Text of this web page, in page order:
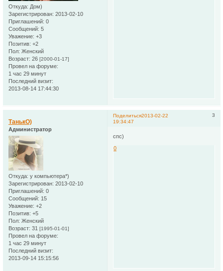
Откуда: Дом)
Зарегистрирован: 2013-02-10
Приглашений: 0
Сообщений: 5
Уважение: +3
Позитив: +2
Пол: Женский
Возраст: 26 [2000-01-17]
Провел на форуме:
1 час 29 минут
Последний визит:
2013-08-14 17:44:30
Поделиться 3
2013-02-22
19:34:47
ТанькО)
Администратор
Откуда: у компьютера*)
Зарегистрирован: 2013-02-10
Приглашений: 0
Сообщений: 15
Уважение: +2
Позитив: +5
Пол: Женский
Возраст: 31 [1995-01-01]
Провел на форуме:
1 час 29 минут
Последний визит:
2013-09-14 15:15:56
спс)
0